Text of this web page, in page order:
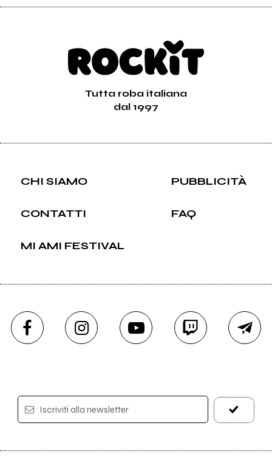
Tutta roba italiana
dal 1997
CHI SIAMO PUBBLICITÀ
CONTATTI FAQ
MI AMI FESTIVAL
Iscriviti alla newsletter